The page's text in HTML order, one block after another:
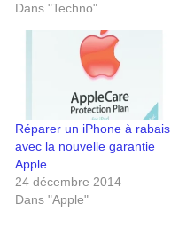
Dans "Techno"
Réparer un iPhone à rabais
avec la nouvelle garantie
Apple
24 décembre 2014
Dans "Apple"